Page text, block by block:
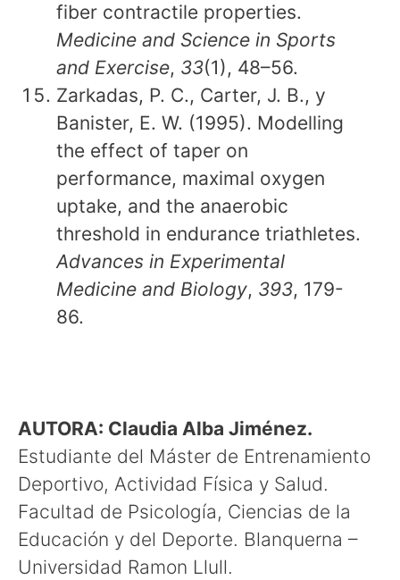
fiber contractile properties.
Medicine and Science in Sports
and Exercise, 33(1), 48–56.
Zarkadas, P. C., Carter, J. B., y
Banister, E. W. (1995). Modelling
the effect of taper on
performance, maximal oxygen
uptake, and the anaerobic
threshold in endurance triathletes.
Advances in Experimental
Medicine and Biology, 393, 179-
86.
AUTORA: Claudia Alba Jiménez.
Estudiante del Máster de Entrenamiento
Deportivo, Actividad Física y Salud.
Facultad de Psicología, Ciencias de la
Educación y del Deporte. Blanquerna –
Universidad Ramon Llull.